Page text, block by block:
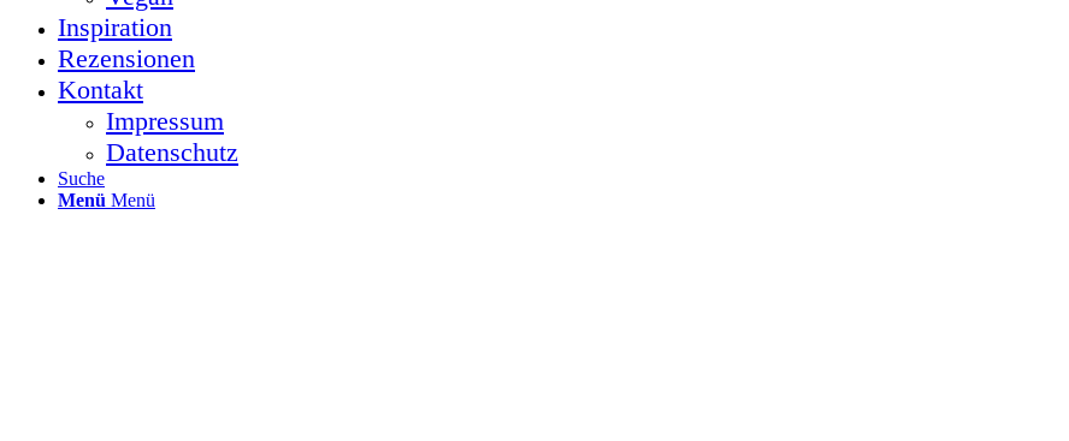
Inspiration
Rezensionen
Kontakt
Impressum
Datenschutz
Suche
Menü Menü